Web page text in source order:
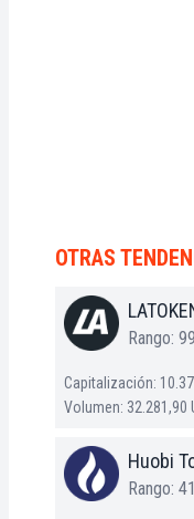
OTRAS
Rango:
Capitalización:
Volumen: 32.281,90
Huobi
Rango: